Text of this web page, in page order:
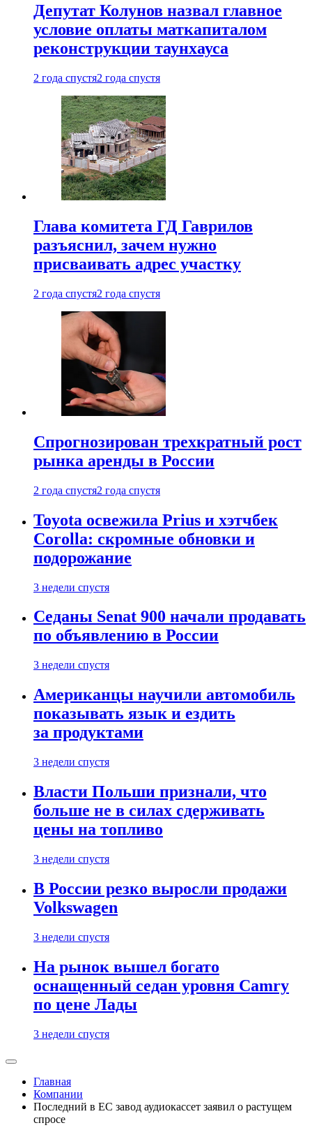
Депутат Колунов назвал главное
условие оплаты маткапиталом
реконструкции таунхауса
2 года спустя2 года спустя
Глава комитета ГД Гаврилов
разъяснил, зачем нужно
присваивать адрес участку
2 года спустя2 года спустя
Спрогнозирован трехкратный рост
рынка аренды в России
2 года спустя2 года спустя
Toyota освежила Prius и хэтчбек
Corolla: скромные обновки и
подорожание
3 недели спустя
Седаны Senat 900 начали продавать
по объявлению в России
3 недели спустя
Американцы научили автомобиль
показывать язык и ездить
за продуктами
3 недели спустя
Власти Польши признали, что
больше не в силах сдерживать
цены на топливо
3 недели спустя
В России резко выросли продажи
Volkswagen
3 недели спустя
На рынок вышел богато
оснащенный седан уровня Camry
по цене Лады
3 недели спустя
Главная
Компании
Последний в ЕС завод аудиокассет заявил о растущем
спросе